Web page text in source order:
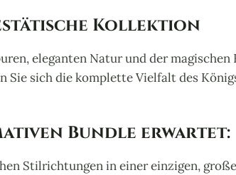
Kollektion
eleganten Natur und der
Sie sich die komplette Vielfalt des
Bundle erwartet:
Stilrichtungen in einer einzigen,